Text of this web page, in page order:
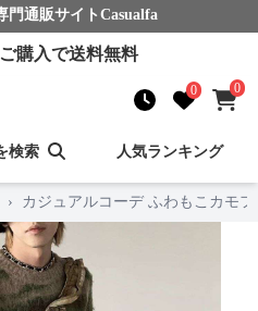
門通販サイト Casualfa
購入で送料無料
0 0
検索 人気ランキング
› カジュアルコーデ ふわもこカモ